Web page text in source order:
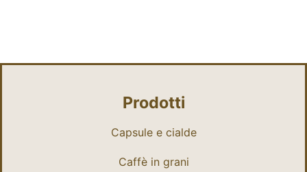
Prodotti
Capsule e cialde
Caffè in grani